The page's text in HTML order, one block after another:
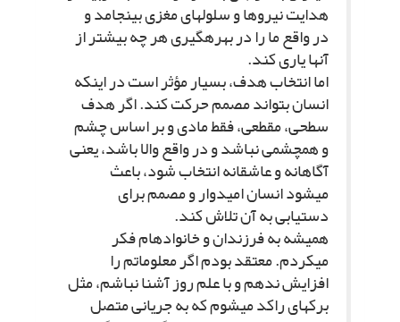
هدایت نیروها و سلول‏هاى مغزى بینجامد و
در واقع ما را در بهره‏گیرى هر چه بیشتر از
آنها یارى کند.
اما انتخاب هدف، بسیار مؤثر است در اینکه
انسان بتواند مصمم حرکت کند. اگر هدف
سطحى، مقطعى، فقط مادى و بر اساس چشم
و هم‏چشمى نباشد و در واقع والا باشد، یعنى
آگاهانه و عاشقانه انتخاب شود، باعث
مى‏شود انسان امیدوار و مصمم براى
دستیابى به آن تلاش کند.
همیشه به فرزندان و خانواده‏ام فکر
مى‏کردم. معتقد بودم اگر معلوماتم را
افزایش ندهم و با علم روز آشنا نباشم، مثل
برکه‏اى راکد مى‏شوم که به جریانى متصل